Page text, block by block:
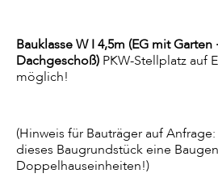
Bauklasse W I 4,5m (EG mit
Dachgeschoß) PKW-Stellplatz auf
möglich!
(Hinweis für Bauträger auf
dieses Baugrundstück eine
Doppelhauseinheiten!)